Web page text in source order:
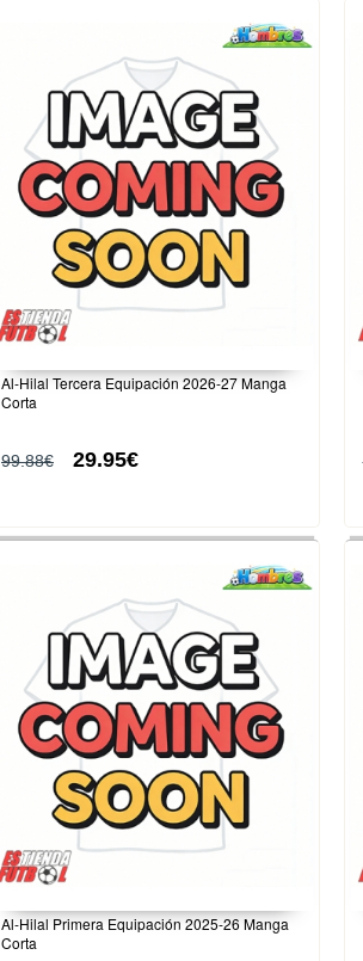
Al-Hilal Tercera Equipación 2026-27 Manga
Corta
99.88€ 29.95€
Al-Hilal Primera Equipación 2025-26 Manga
Corta